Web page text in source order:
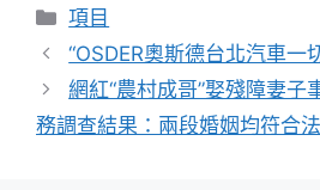
分
類
項目
“OSDER奧斯德台北汽車一
網紅“農村成哥”娶殘障妻子
務調查結果：兩段婚姻均符合